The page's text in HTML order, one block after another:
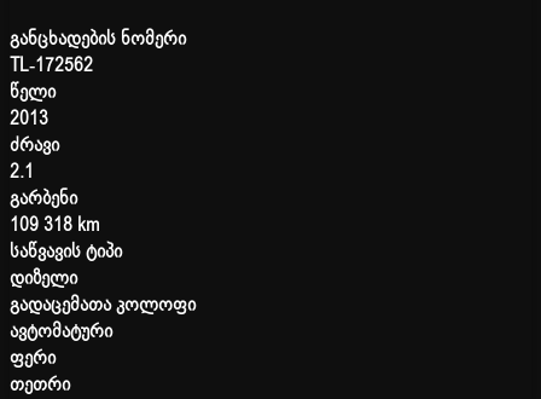
განცხადების ნომერი
TL-172562
წელი
2013
ძრავი
2.1
გარბენი
109 318 km
საწვავის ტიპი
დიზელი
გადაცემათა კოლოფი
ავტომატური
ფერი
თეთრი